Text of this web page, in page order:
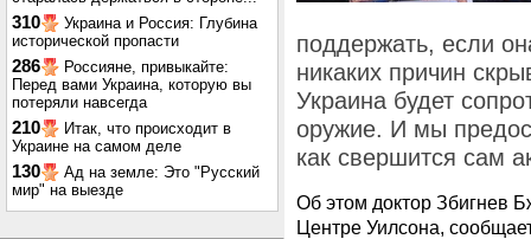
310
Украина и Россия: Глубина
исторической пропасти
286
Россияне, привыкайте:
Перед вами Украина, которую вы
потеряли навсегда
210
Итак, что происходит в
Украине на самом деле
130
Ад на земле: Это "Русский
мир" на выезде
поддержать, если
никаких причин
Украина будет
оружие. И мы
как свершится сам
Об этом доктор Збигнев
Центре Уилсона,